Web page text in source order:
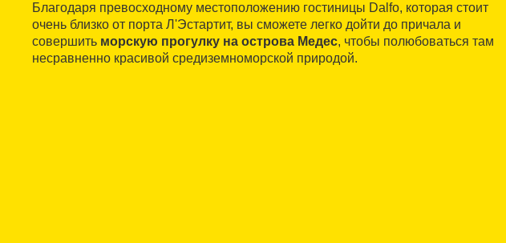
Благодаря превосходному местоположению гостиницы Dalfo, которая стоит
очень близко от порта Л'Эстартит, вы сможете легко дойти до причала и
совершить морскую прогулку на острова Медес, чтобы полюбоваться там
несравненно красивой средиземноморской природой.